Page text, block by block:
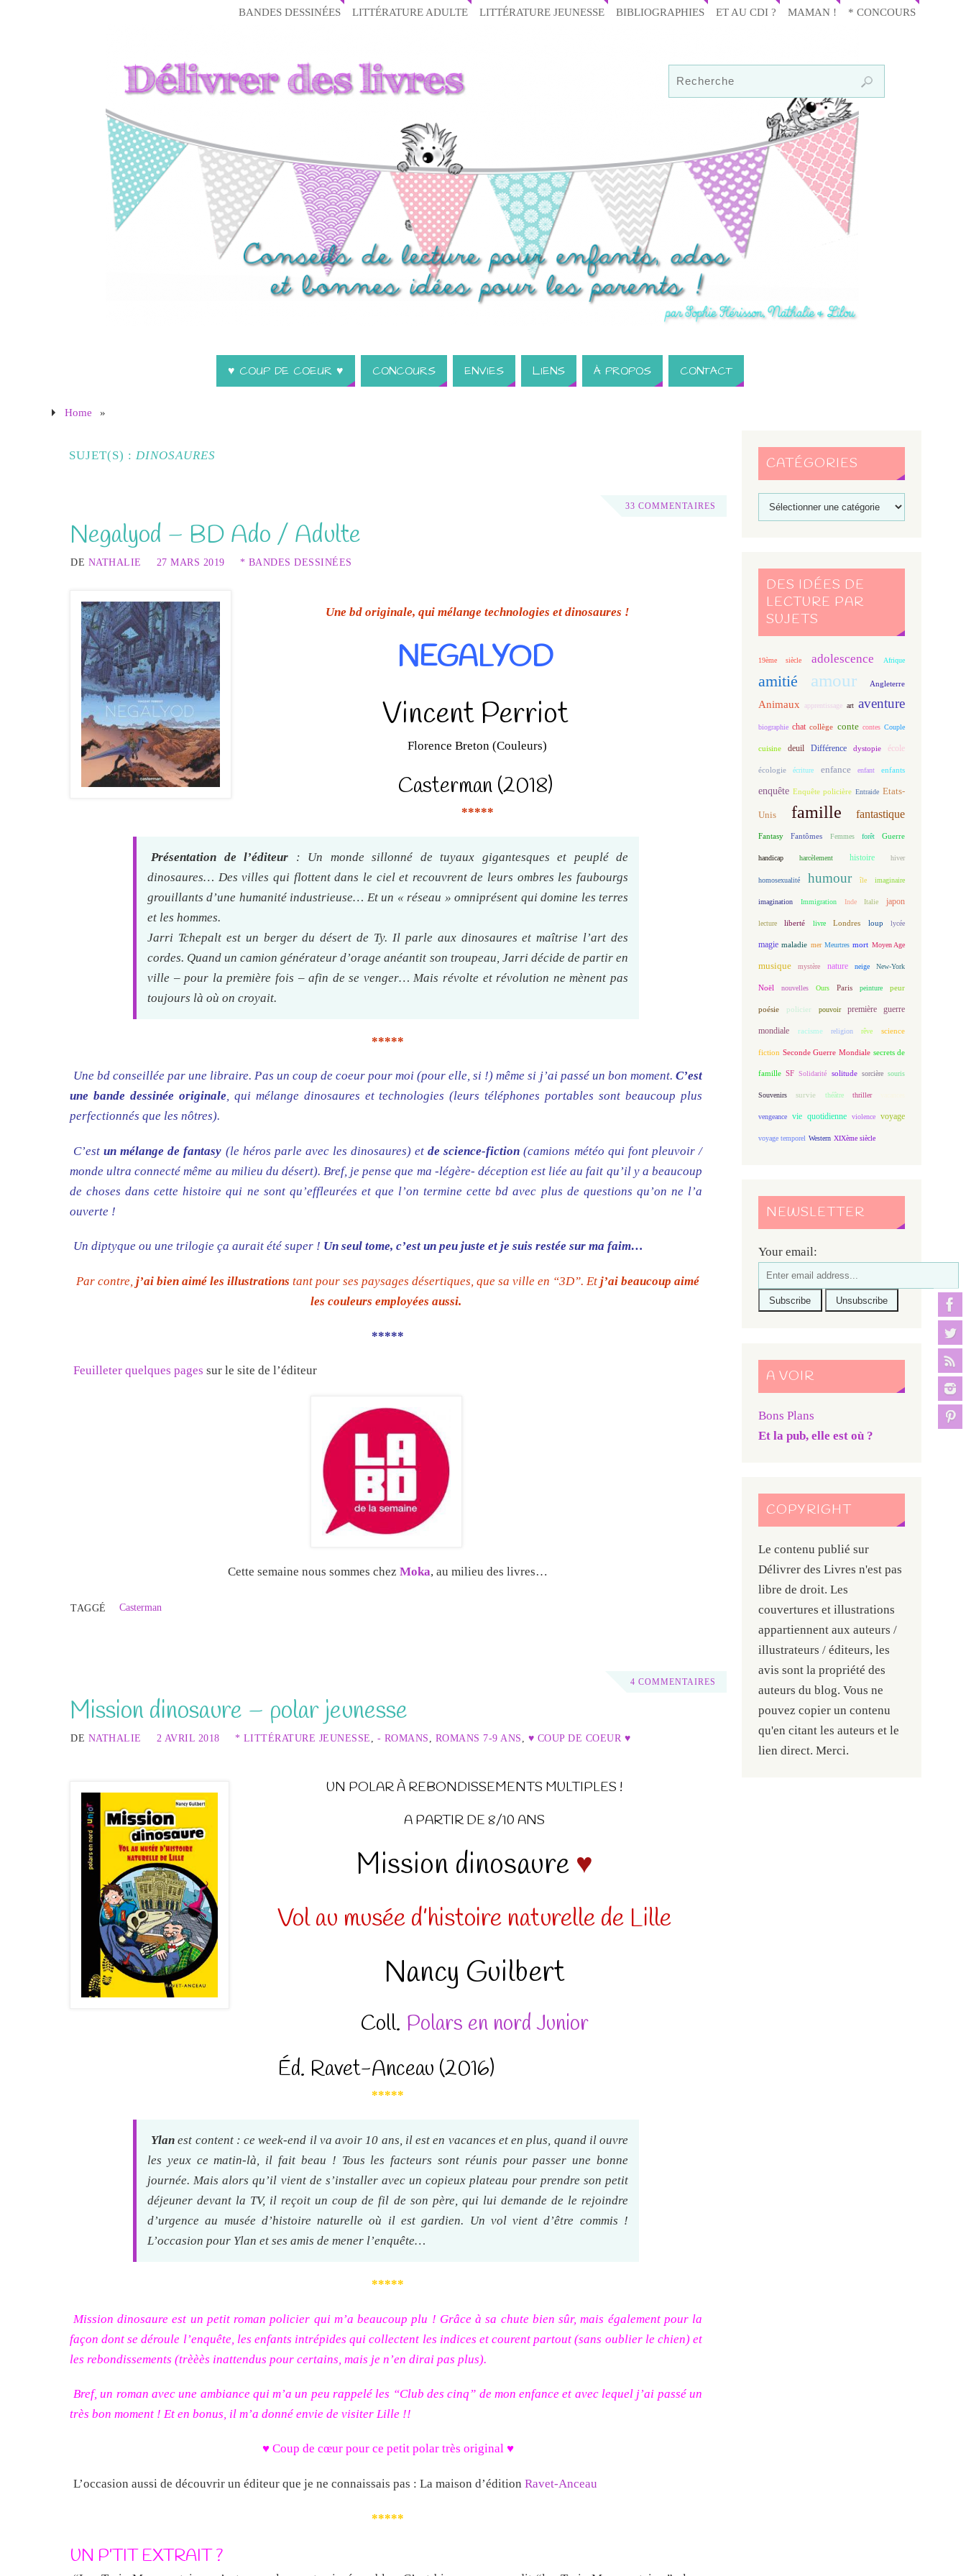
BANDES DESSINÉES LITTÉRATURE ADULTE LITTÉRATURE JEUNESSE BIBLIOGRAPHIES ET AU CDI ? MAMAN ! * CONCOURS
♥ COUP DE COEUR ♥ CONCOURS ENVIES LIENS À PROPOS CONTACT
Home »
SUJET(S) : DINOSAURES
33 COMMENTAIRES
Negalyod – BD Ado / Adulte
DE NATHALIE 27 MARS 2019 * BANDES DESSINÉES
Une bd originale, qui mélange technologies et dinosaures !
NEGALYOD
Vincent Perriot
Florence Breton (Couleurs)
Casterman (2018)
*****
Présentation de l’éditeur : Un monde sillonné de tuyaux gigantesques et peuplé de
dinosaures… Des villes qui flottent dans le ciel et recouvrent de leurs ombres les faubourgs
grouillants d’une humanité industrieuse… Et un « réseau » omniprésent qui domine les terres
et les hommes.
Jarri Tchepalt est un berger du désert de Ty. Il parle aux dinosaures et maîtrise l’art des
cordes. Quand un camion générateur d’orage anéantit son troupeau, Jarri décide de partir en
ville – pour la première fois – afin de se venger… Mais révolte et révolution ne mènent pas
toujours là où on croyait.
*****
Une bd conseillée par une libraire. Pas un coup de coeur pour moi (pour elle, si !) même si j’ai passé un bon moment. C’est
une bande dessinée originale, qui mélange dinosaures et technologies (leurs téléphones portables sont beaucoup plus
perfectionnés que les nôtres).
C’estun mélange de fantasy (le héros parle avec les dinosaures) etde science-fiction (camions météo qui font pleuvoir /
monde ultra connecté même au milieu du désert). Bref, je pense que ma -légère- déception est liée au fait qu’il y a beaucoup
de choses dans cette histoire qui ne sont qu’effleurées et que l’on termine cette bd avec plus de questions qu’on ne l’a
ouverte !
Un diptyque ou une trilogie ça aurait été super ! Un seul tome, c’est un peu juste et je suis restée sur ma faim…
Par contre, j’ai bien aimé les illustrations tant pour ses paysages désertiques, que sa ville en “3D”. Et j’ai beaucoup aimé
les couleurs employées aussi.
*****
Feuilleter quelques pages sur le site de l’éditeur
Cette semaine nous sommes chez Moka, au milieu des livres…
TAGGÉ Casterman
4 COMMENTAIRES
Mission dinosaure – polar jeunesse
DE NATHALIE 2 AVRIL 2018 * LITTÉRATURE JEUNESSE, - ROMANS, ROMANS 7-9 ANS, ♥ COUP DE COEUR ♥
UN POLAR À REBONDISSEMENTS MULTIPLES !
A PARTIR DE 8/10 ANS
Mission dinosaure ♥
Vol au musée d’histoire naturelle de Lille
Nancy Guilbert
Coll. Polars en nord Junior
Éd. Ravet-Anceau (2016)
*****
Ylan est content : ce week-end il va avoir 10 ans, il est en vacances et en plus, quand il ouvre
les yeux ce matin-là, il fait beau ! Tous les facteurs sont réunis pour passer une bonne
journée. Mais alors qu’il vient de s’installer avec un copieux plateau pour prendre son petit
déjeuner devant la TV, il reçoit un coup de fil de son père, qui lui demande de le rejoindre
d’urgence au musée d’histoire naturelle où il est gardien. Un vol vient d’être commis !
L’occasion pour Ylan et ses amis de mener l’enquête…
*****
Mission dinosaure est un petit roman policier qui m’a beaucoup plu ! Grâce à sa chute bien sûr, mais également pour la
façon dont se déroule l’enquête, les enfants intrépides qui collectent les indices et courent partout (sans oublier le chien) et
les rebondissements (trèèès inattendus pour certains, mais je n’en dirai pas plus).
Bref, un roman avec une ambiance qui m’a un peu rappelé les “Club des cinq” de mon enfance et avec lequel j’ai passé un
très bon moment ! Et en bonus, il m’a donné envie de visiter Lille !!
♥ Coup de cœur pour ce petit polar très original ♥
L’occasion aussi de découvrir un éditeur que je ne connaissais pas : La maison d’édition Ravet-Anceau
*****
UN P’TIT EXTRAIT ?
CATÉGORIES
DES IDÉES DE
LECTURE PAR
SUJETS
19ème siècle adolescence Afrique
amitié amour Angleterre
Animaux apprentissage art aventure
biographie chat collège conte contes Couple
cuisine deuil Différence dystopie école
écologie écriture enfance enfant enfants
enquête Enquête policière Entraide Etats-
Unis famille fantastique
Fantasy Fantômes Femmes forêt Guerre
handicap harcèlement histoire hiver
homosexualité humour île imaginaire
imagination Immigration Inde Italie japon
lecture liberté livre Londres loup lycée
magie maladie mer Meurtres mort Moyen Age
musique mystère nature neige New-York
Noël nouvelles Ours Paris peinture peur
poésie policier pouvoir première guerre
mondiale racisme religion rêve science
fiction Seconde Guerre Mondiale secrets de
famille SF Solidarité solitude sorcière souris
Souvenirs survie théâtre thriller
vengeance vie quotidienne violence voyage
voyage temporel Western XIXème siècle
NEWSLETTER
Your email:
A VOIR
Bons Plans
Et la pub, elle est où ?
COPYRIGHT
Le contenu publié sur
Délivrer des Livres n'est pas
libre de droit. Les
couvertures et illustrations
appartiennent aux auteurs /
illustrateurs / éditeurs, les
avis sont la propriété des
auteurs du blog. Vous ne
pouvez copier un contenu
qu'en citant les auteurs et le
lien direct. Merci.